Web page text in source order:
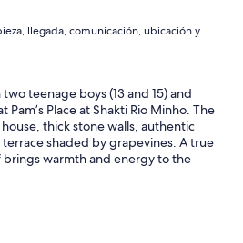
llegada, comunicación, ubicación y
teenage boys (13 and 15) and
Place at Shakti Rio Minho. The
thick stone walls, authentic
shaded by grapevines. A true
brings warmth and energy to the